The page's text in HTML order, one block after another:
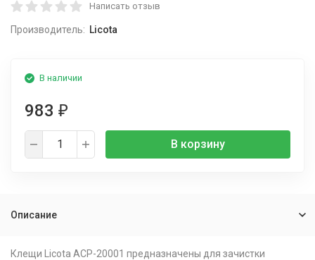
Написать отзыв
Производитель: Licota
В наличии
983 ₽
В корзину
Описание
Клещи Licota ACP-20001 предназначены для зачистки